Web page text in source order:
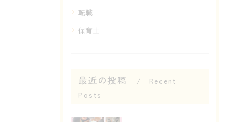
転職
保育士
最近の投稿
Recent
Posts